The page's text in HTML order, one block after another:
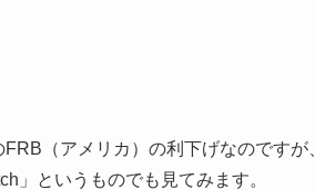
FRB（アメリカ）の利下げなのです
」というものでも見てみます。